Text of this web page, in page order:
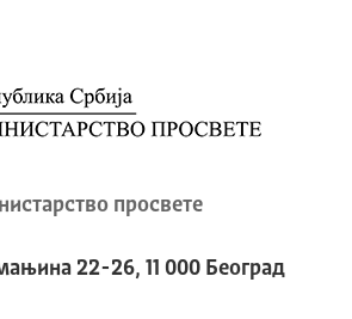
просвете
22-26, 11 000 Београд